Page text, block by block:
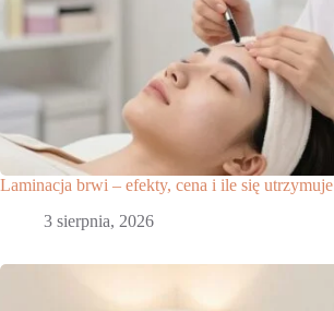
Laminacja brwi – efekty, cena i ile się utrzymuje
3 sierpnia, 2026